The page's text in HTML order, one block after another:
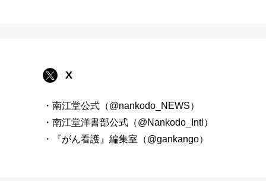
X
・南江堂公式（@nankodo_NEWS）
・南江堂洋書部公式（@Nankodo_Intl）
・『がん看護』編集室（@gankango）